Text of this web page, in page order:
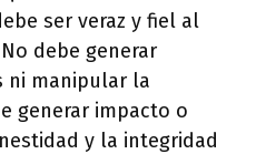
ser veraz y fiel al
debe generar
ni manipular la
generar impacto o
y la integridad